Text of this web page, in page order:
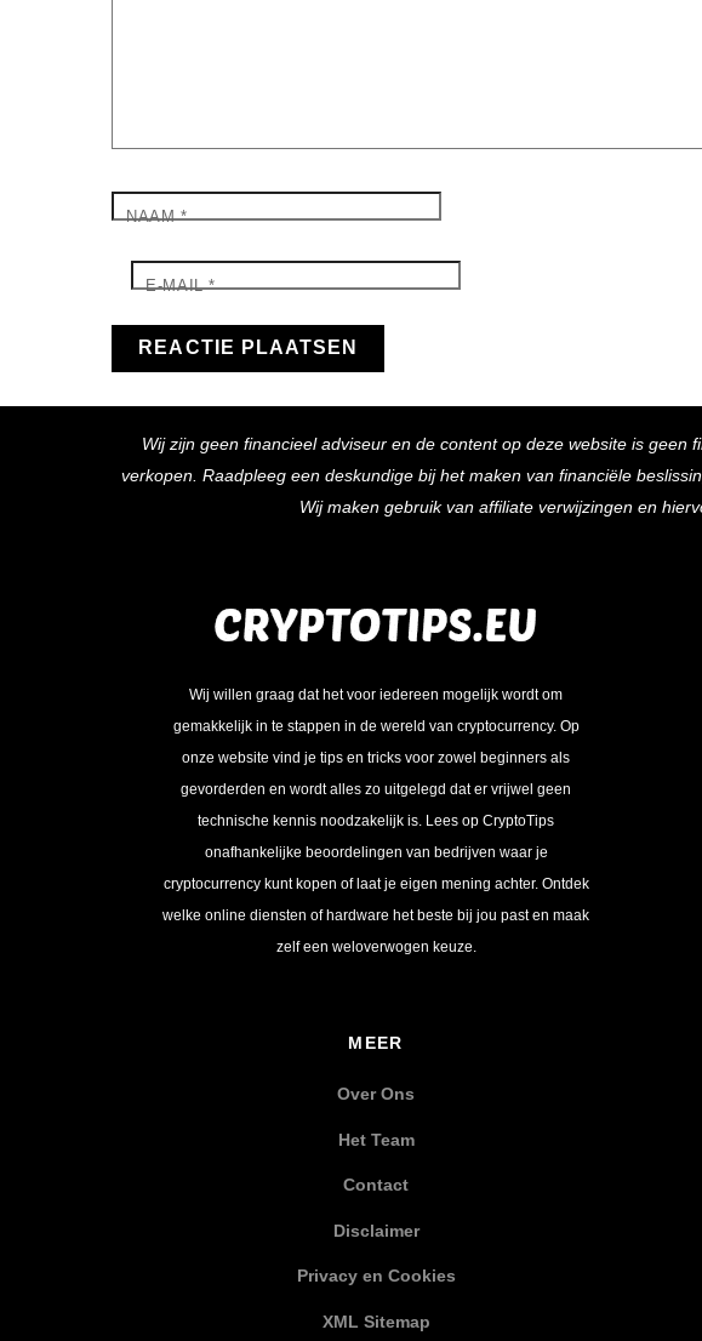
NAAM*
E-MAIL*
Wij zijn geen financieel adviseur en de content op deze website is
verkopen. Raadpleeg een deskundige bij het maken van financiële
Wij maken gebruik van affiliate verwijzingen en
Wij willen graag dat het voor iedereen mogelijk wordt om
gemakkelijk in te stappen in de wereld van cryptocurrency. Op
onze website vind je tips en tricks voor zowel beginners als
gevorderden en wordt alles zo uitgelegd dat er vrijwel geen
technische kennis noodzakelijk is. Lees op CryptoTips
onafhankelijke beoordelingen van bedrijven waar je
cryptocurrency kunt kopen of laat je eigen mening achter. Ontdek
welke online diensten of hardware het beste bij jou past en maak
zelf een weloverwogen keuze.
MEER
Over Ons
Het Team
Contact
Disclaimer
Privacy en Cookies
XML Sitemap